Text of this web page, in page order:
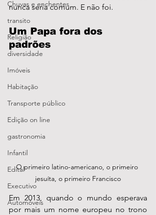
Chuvas e enchentes
transito
Religião
diversidade
Imóveis
Habitação
Transporte público
Edição on line
gastronomia
Infantil
Edital
Executivo
Automóveis
nunca seria comum. E não foi.
Um Papa fora dos
padrões
O primeiro latino-americano, o primeiro
jesuíta, o primeiro Francisco
Em 2013, quando o mundo esperava
por mais um nome europeu no trono